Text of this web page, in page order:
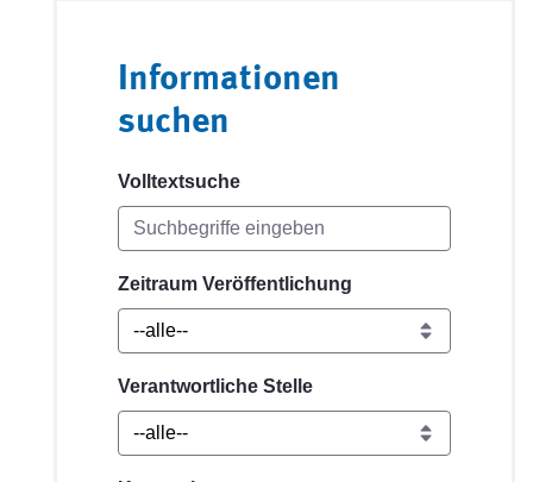
Informationen
suchen
Volltextsuche
Zeitraum Veröffentlichung
Verantwortliche Stelle